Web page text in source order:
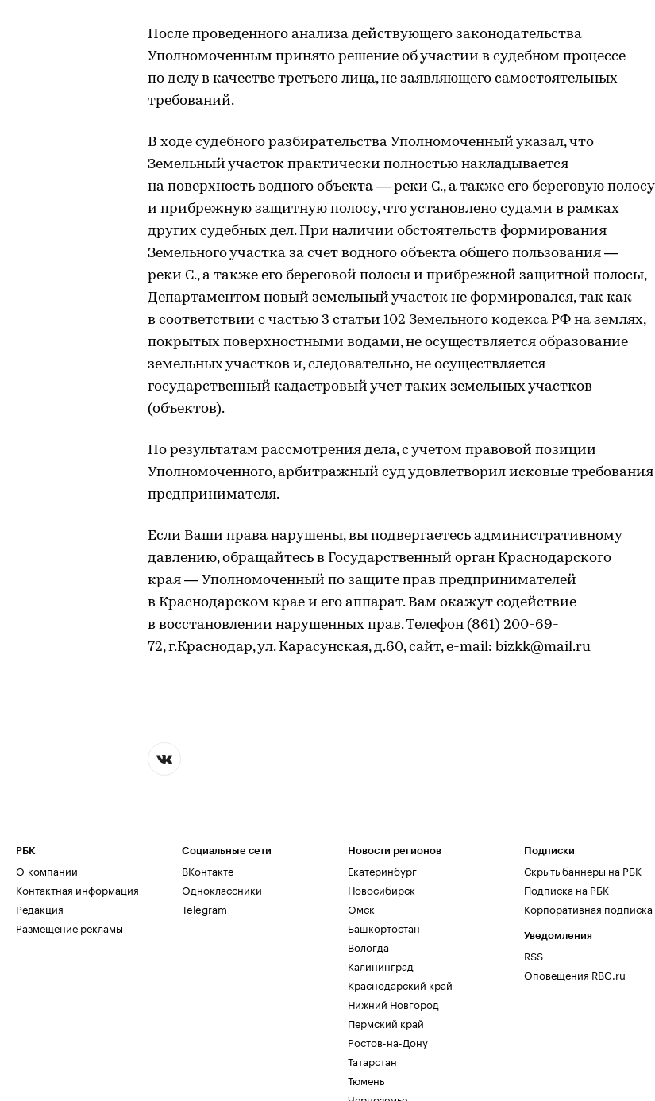
После проведенного анализа действующего законодательства
Уполномоченным принято решение об участии в судебном процессе
по делу в качестве третьего лица, не заявляющего самостоятельных
требований.
В ходе судебного разбирательства Уполномоченный указал, что
Земельный участок практически полностью накладывается
на поверхность водного объекта — реки С., а также его береговую полосу
и прибрежную защитную полосу, что установлено судами в рамках
других судебных дел. При наличии обстоятельств формирования
Земельного участка за счет водного объекта общего пользования —
реки С., а также его береговой полосы и прибрежной защитной полосы,
Департаментом новый земельный участок не формировался, так как
в соответствии с частью 3 статьи 102 Земельного кодекса РФ на землях,
покрытых поверхностными водами, не осуществляется образование
земельных участков и, следовательно, не осуществляется
государственный кадастровый учет таких земельных участков
(объектов).
По результатам рассмотрения дела, с учетом правовой позиции
Уполномоченного, арбитражный суд удовлетворил исковые требования
предпринимателя.
Если Ваши права нарушены, вы подвергаетесь административному
давлению, обращайтесь в Государственный орган Краснодарского
края — Уполномоченный по защите прав предпринимателей
в Краснодарском крае и его аппарат. Вам окажут содействие
в восстановлении нарушенных прав. Телефон (861) 200-69-
72, г.Краснодар, ул. Карасунская, д.60, сайт, e-mail: bizkk@mail.ru
РБК
О компании
Контактная информация
Редакция
Размещение рекламы
Социальные сети
ВКонтакте
Одноклассники
Telegram
Новости регионов
Екатеринбург
Новосибирск
Омск
Башкортостан
Вологда
Калининград
Краснодарский край
Нижний Новгород
Пермский край
Ростов-на-Дону
Татарстан
Тюмень
Подписки
Скрыть баннеры на РБК
Подписка на РБК
Корпоративная подписка
Уведомления
RSS
Оповещения RBC.ru